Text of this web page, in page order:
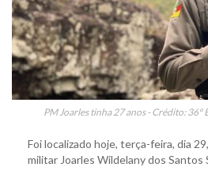
PM Joarles tinha 27 anos - Crédito:
Foi localizado hoje, terça-feira, dia
militar Joarles Wildelany dos Santos